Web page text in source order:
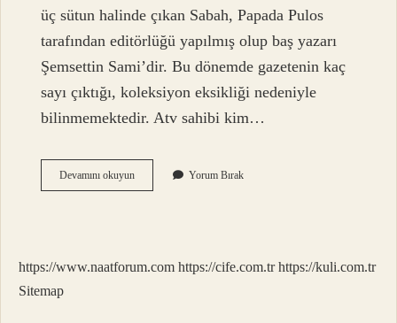
üç sütun halinde çıkan Sabah, Papada Pulos
tarafından editörlüğü yapılmış olup baş yazarı
Şemsettin Sami’dir. Bu dönemde gazetenin kaç
sayı çıktığı, koleksiyon eksikliği nedeniyle
bilinmemektedir. Atv sahibi kim…
Devamını okuyunSabah
Gazetesinin
Yorum Bırak
https://www.naatforum.com https://cife.com.tr https://kuli.com.tr
Sitemap